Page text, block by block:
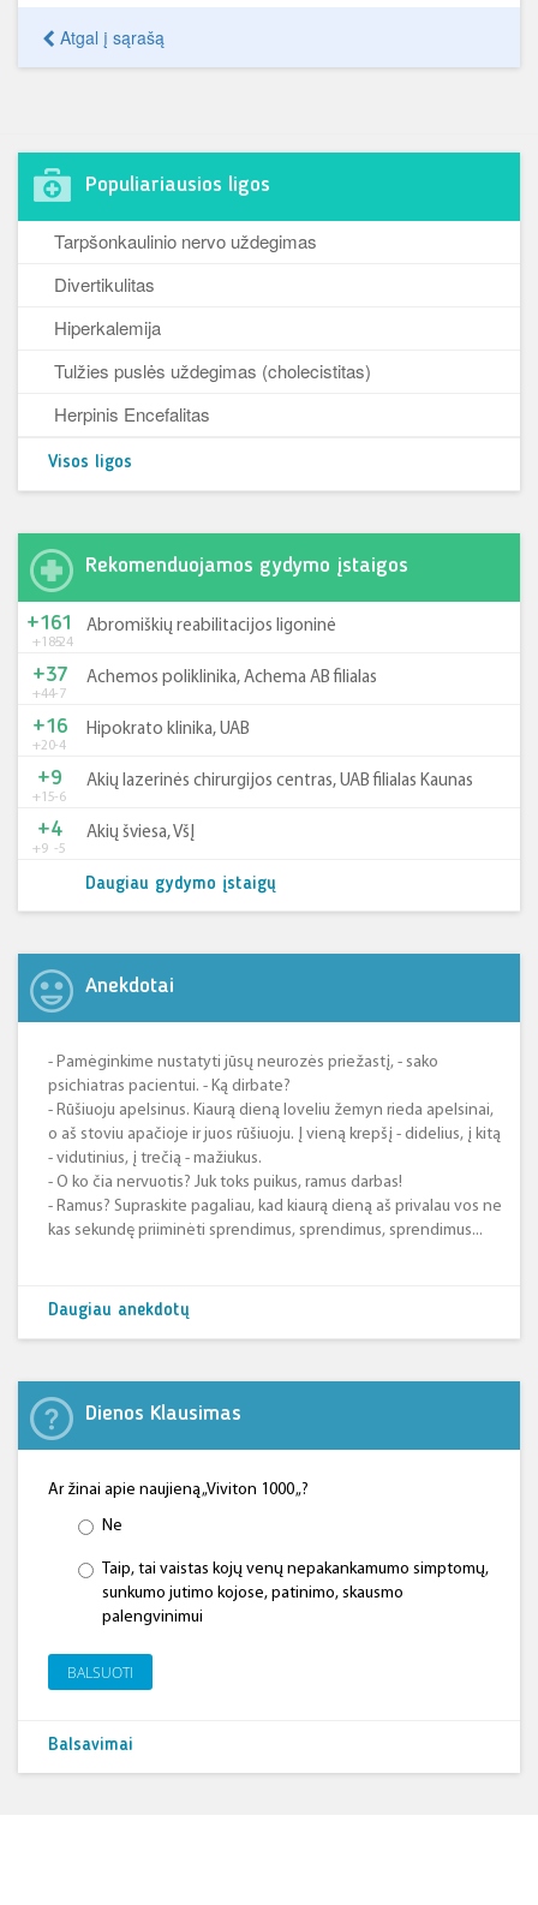
Atgal į sąrašą
Populiariausios ligos
Tarpšonkaulinio nervo uždegimas
Divertikulitas
Hiperkalemija
Tulžies puslės uždegimas (cholecistitas)
Herpinis Encefalitas
Visos ligos
Rekomenduojamos gydymo įstaigos
+185-24
+161 Abromiškių reabilitacijos ligoninė
+44-7
+37 Achemos poliklinika, Achema AB filialas
+20-4
+16 Hipokrato klinika, UAB
+15-6
+9 Akių lazerinės chirurgijos centras, UAB filialas Kaunas
+9 -5
+4 Akių šviesa, VšĮ
Daugiau gydymo įstaigų
Anekdotai
- Pamėginkime nustatyti jūsų neurozės priežastį, - sako
psichiatras pacientui. - Ką dirbate?
- Rūšiuoju apelsinus. Kiaurą dieną loveliu žemyn rieda apelsinai,
o aš stoviu apačioje ir juos rūšiuoju. Į vieną krepšį - didelius, į kitą
- vidutinius, į trečią - mažiukus.
- O ko čia nervuotis? Juk toks puikus, ramus darbas!
- Ramus? Supraskite pagaliau, kad kiaurą dieną aš privalau vos ne
kas sekundę priiminėti sprendimus, sprendimus, sprendimus...
Daugiau anekdotų
Dienos Klausimas
Ar žinai apie naujieną „Viviton 1000 „?
Ne
Taip, tai vaistas kojų venų nepakankamumo simptomų,
sunkumo jutimo kojose, patinimo, skausmo
palengvinimui
BALSUOTI
Balsavimai